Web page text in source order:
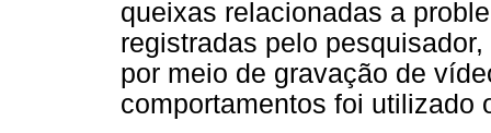
queixas relacionadas a
registradas pelo
por meio de gravação de
comportamentos foi utilizado